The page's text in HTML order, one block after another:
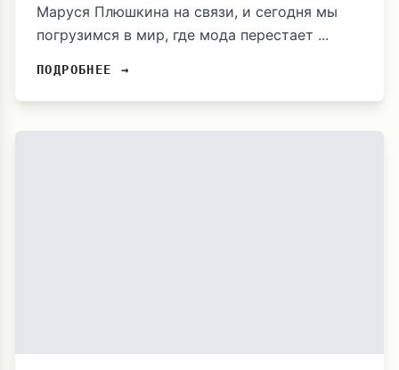
Маруся Плюшкина на связи, и сегодня мы
погрузимся в мир, где мода перестает ...
ПОДРОБНЕЕ →